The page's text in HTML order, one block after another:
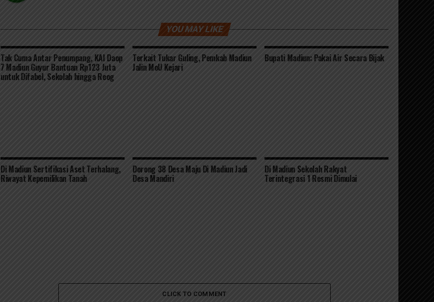
YOU MAY LIKE
Tak Cuma Antar Penumpang, KAI Daop
7 Madiun Guyur Bantuan Rp123 Juta
untuk Difabel, Sekolah hingga Reog
Terkait Tukar Guling, Pemkab Madiun
Jalin MoU Kejari
Bupati Madiun: Pakai Air Secara Bijak
Di Madiun Sertifikasi Aset Terhalang,
Riwayat Kepemilikan Tanah
Dorong 38 Desa Maju Di Madiun Jadi
Desa Mandiri
Di Madiun Sekolah Rakyat
Terintegrasi 1 Resmi Dimulai
CLICK TO COMMENT